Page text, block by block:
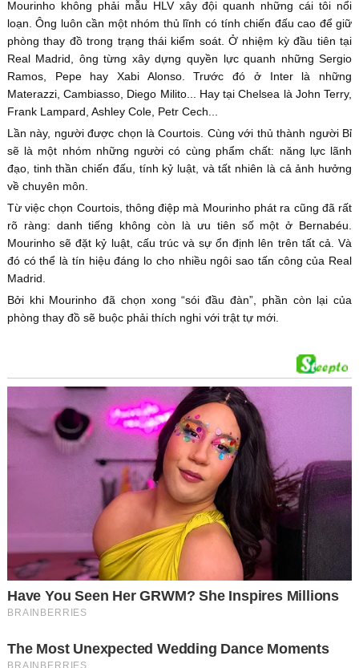
Mourinho không phải mẫu HLV xây đội quanh những cái tôi nổi
loạn. Ông luôn cần một nhóm thủ lĩnh có tính chiến đấu cao để giữ
phòng thay đồ trong trạng thái kiểm soát. Ở nhiệm kỳ đầu tiên tại
Real Madrid, ông từng xây dựng quyền lực quanh những Sergio
Ramos, Pepe hay Xabi Alonso. Trước đó ở Inter là những
Materazzi, Cambiasso, Diego Milito... Hay tại Chelsea là John Terry,
Frank Lampard, Ashley Cole, Petr Cech...
Lần này, người được chọn là Courtois. Cùng với thủ thành người Bỉ
sẽ là một nhóm những người có cùng phẩm chất: năng lực lãnh
đạo, tinh thần chiến đấu, tính kỷ luật, và tất nhiên là cả ảnh hưởng
về chuyên môn.
Từ việc chọn Courtois, thông điệp mà Mourinho phát ra cũng đã rất
rõ ràng: danh tiếng không còn là ưu tiên số một ở Bernabéu.
Mourinho sẽ đặt kỷ luật, cấu trúc và sự ổn định lên trên tất cả. Và
đó có thể là tín hiệu đáng lo cho nhiều ngôi sao tấn công của Real
Madrid.
Bởi khi Mourinho đã chọn xong “sói đầu đàn”, phần còn lại của
phòng thay đồ sẽ buộc phải thích nghi với trật tự mới.